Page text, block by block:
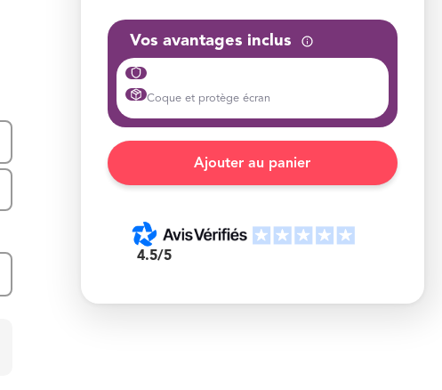
Vos avantages inclus
Coque et protège écran
4.5/5